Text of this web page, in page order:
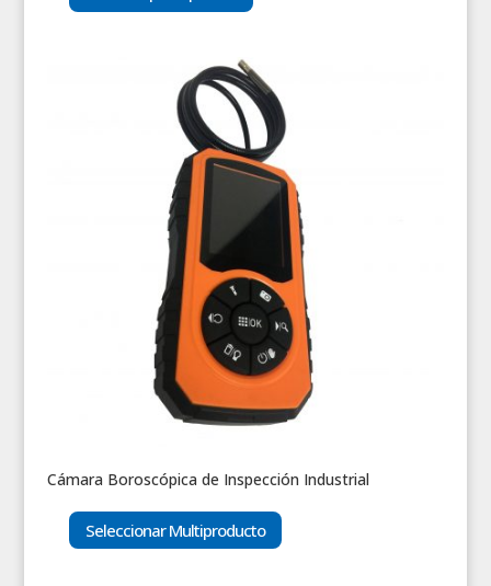
Cámara Boroscópica de Inspección Industrial
Seleccionar Multiproducto